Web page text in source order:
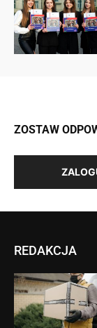
ZOSTAW
REDAKCJA